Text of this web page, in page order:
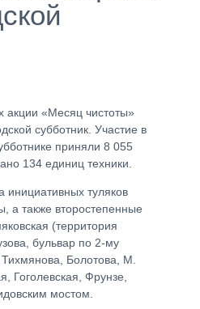
акции «Месяц чистоты»
субботник. Участие в
приняли 8 055
134 единиц техники.
туляков
а также второстепенные
(территория
бульвар по 2-му
Тихмянова, Болотова, М.
Гоголевская, Фрунзе,
мостом.